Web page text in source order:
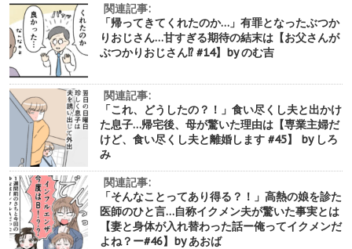
関連記事:
「帰ってきてくれたのか…」有罪となったぶつか
りおじさん…甘すぎる期待の結末は【お父さんが
ぶつかりおじさん⁉︎ #14】by のむ吉
関連記事:
「これ、どうしたの？！」食い尽くし夫と出かけ
た息子…帰宅後、母が驚いた理由は【専業主婦だ
けど、食い尽くし夫と離婚します #45】 by しろ
み
関連記事:
「そんなことってあり得る？！」高熱の娘を診た
医師のひと言…自称イクメン夫が驚いた事実とは
【妻と身体が入れ替わった話ー俺ってイクメンだ
よね？ー#46】by あおば